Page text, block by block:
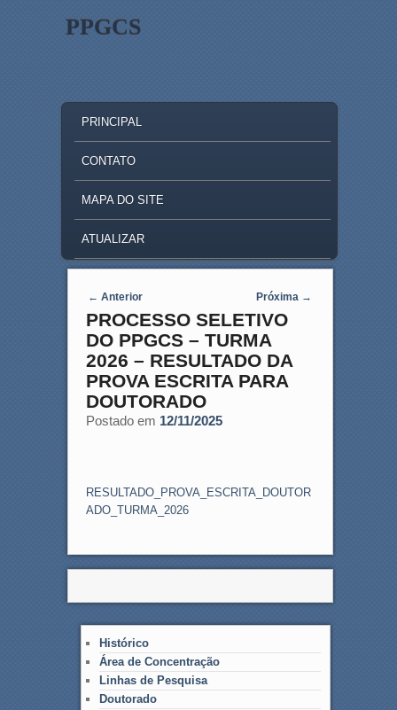
PPGCS
SKIP TO PRIMARY CONTENT
SKIP TO SECONDARY CONTENT
PRINCIPAL
CONTATO
MAPA DO SITE
ATUALIZAR
Post navigation
← Anterior Próxima →
PROCESSO SELETIVO
DO PPGCS – TURMA
2026 – RESULTADO DA
PROVA ESCRITA PARA
DOUTORADO
Postado em 12/11/2025
RESULTADO_PROVA_ESCRITA_DOUTOR
ADO_TURMA_2026
Histórico
Área de Concentração
Linhas de Pesquisa
Doutorado